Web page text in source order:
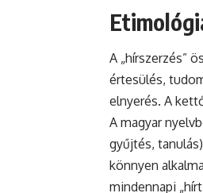
A „hírszerzés”
értesülés,
elnyerés. A
A magyar
gyűjtés,
könnyen
mindennapi